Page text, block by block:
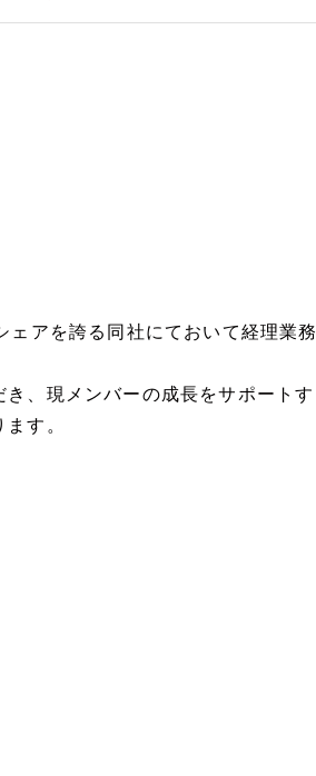
アを誇る同社にておいて経理業務
、現メンバーの成長をサポートす
す。